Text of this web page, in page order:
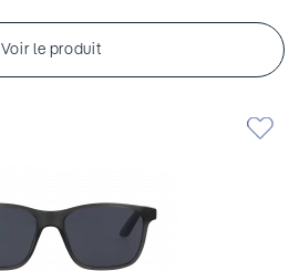
Voir le produit